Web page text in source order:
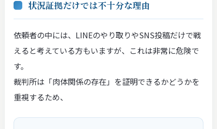
状況証拠だけでは不十分な理由
依頼者の中には、LINEのやり取りやSNS投稿だけで戦
えると考えている方もいますが、これは非常に危険で
す。
裁判所は「肉体関係の存在」を証明できるかどうかを
重視するため、